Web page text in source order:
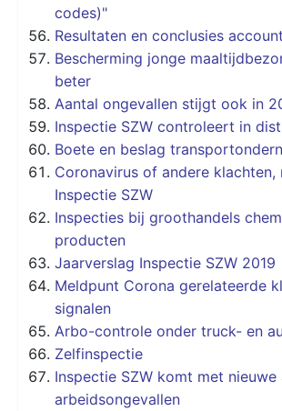
codes)"
Resultaten en conclusies
Bescherming jonge
beter
Aantal ongevallen stijgt ook in
Inspectie SZW controleert in
Boete en beslag
Coronavirus of andere klachten,
Inspectie SZW
Inspecties bij groothandels
producten
Jaarverslag Inspectie SZW 2019
Meldpunt Corona gerelateerde
signalen
Arbo-controle onder truck- en
Zelfinspectie
Inspectie SZW komt met nieuwe
arbeidsongevallen